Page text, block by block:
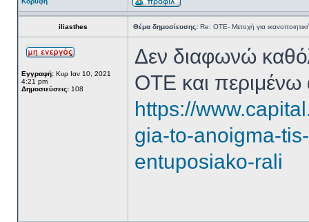
iliasthes Θέμα δημοσίευσης: Re: ΟΤΕ- Μετοχή για
Εγγραφή: Κυρ Ιαν 10, 2021
4:21 pm
Δημοσιεύσεις: 108
Δεν διαφωνώ
ΟΤΕ και περιμένω
https://
gia-to-anoigma-
entuposiako-rali